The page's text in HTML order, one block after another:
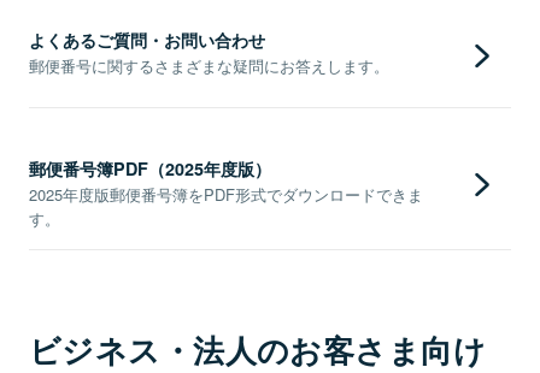
よくあるご質問・お問い合わせ
郵便番号に関するさまざまな疑問にお答えします。
郵便番号簿PDF（2025年度版）
2025年度版郵便番号簿をPDF形式でダウンロードできま
す。
ビジネス・法人のお客さま向け